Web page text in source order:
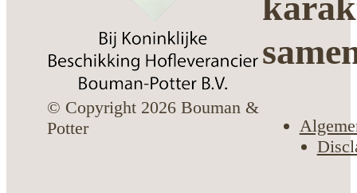
© Copyright 2026 Bouman &
Potter